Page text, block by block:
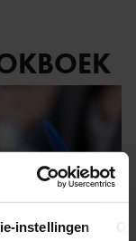
instellingen